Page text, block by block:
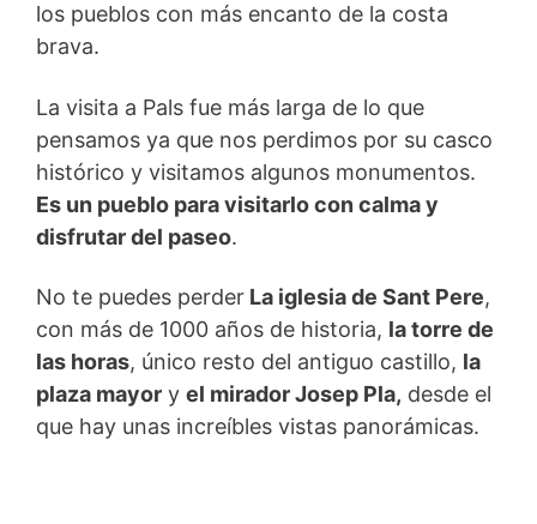
los pueblos con más encanto de la costa
brava.
La visita a Pals fue más larga de lo que
pensamos ya que nos perdimos por su casco
histórico y visitamos algunos monumentos.
Es un pueblo para visitarlo con calma y
disfrutar del paseo.
No te puedes perder La iglesia de Sant Pere,
con más de 1000 años de historia, la torre de
las horas, único resto del antiguo castillo, la
plaza mayor y el mirador Josep Pla, desde el
que hay unas increíbles vistas panorámicas.